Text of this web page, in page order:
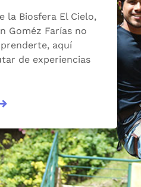
la Biosfera El Cielo,
Goméz Farías no
aquí
de experiencias